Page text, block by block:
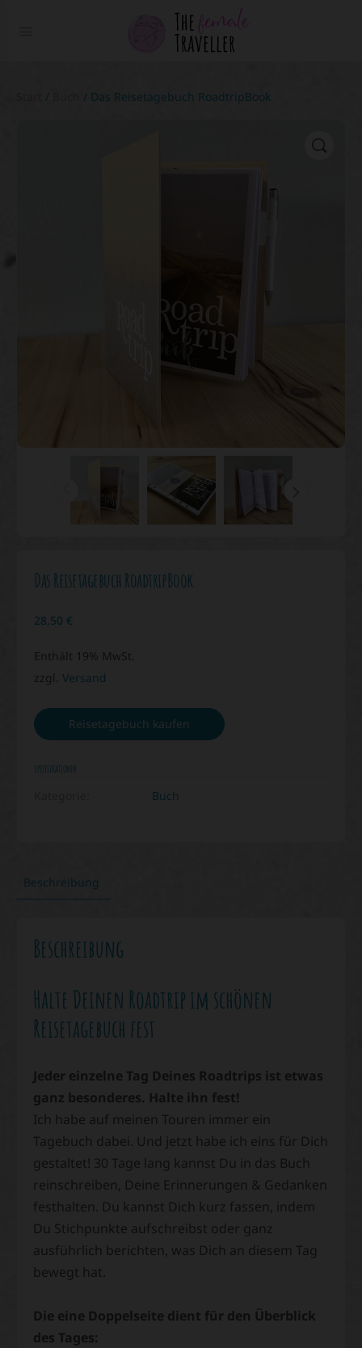
/ / Das Reisetagebuch RoadtripBook
Das Reisetagebuch RoadtripBook
28,50 €
Enthält 19% MwSt.
zzgl. Versand
Reisetagebuch kaufen
SPEZIFIKATIONEN
Buch
Beschreibung
Beschreibung
Halte Deinen Roadtrip im schönen
Reisetagebuch fest
Jeder einzelne Tag Deines Roadtrips ist etwas
ganz besonderes. Halte ihn fest!
Ich habe auf meinen Touren immer ein
Tagebuch dabei. Und jetzt habe ich eins für Dich
gestaltet! 30 Tage lang kannst Du in das Buch
reinschreiben, Deine Erinnerungen & Gedanken
festhalten. Du kannst Dich kurz fassen, indem
Du Stichpunkte aufschreibst oder ganz
ausführlich berichten, was Dich an diesem Tag
bewegt hat.
Die eine Doppelseite dient für den Überblick
des Tages: